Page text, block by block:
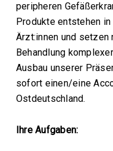
peripheren
Produkte entstehen
Ärzt:innen und setzen
Behandlung
Ausbau unserer
sofort einen/eine
Ostdeutschland.
Ihre Aufgaben: